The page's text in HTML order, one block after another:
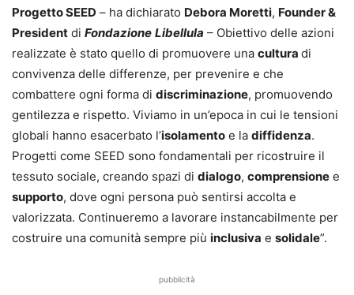
Progetto SEED – ha dichiarato Debora Moretti, Founder &
President di Fondazione Libellula – Obiettivo delle azioni
realizzate è stato quello di promuovere una cultura di
convivenza delle differenze, per prevenire e che
combattere ogni forma di discriminazione, promuovendo
gentilezza e rispetto. Viviamo in un’epoca in cui le tensioni
globali hanno esacerbato l’isolamento e la diffidenza.
Progetti come SEED sono fondamentali per ricostruire il
tessuto sociale, creando spazi di dialogo, comprensione e
supporto, dove ogni persona può sentirsi accolta e
valorizzata. Continueremo a lavorare instancabilmente per
costruire una comunità sempre più inclusiva e solidale”.
pubblicità